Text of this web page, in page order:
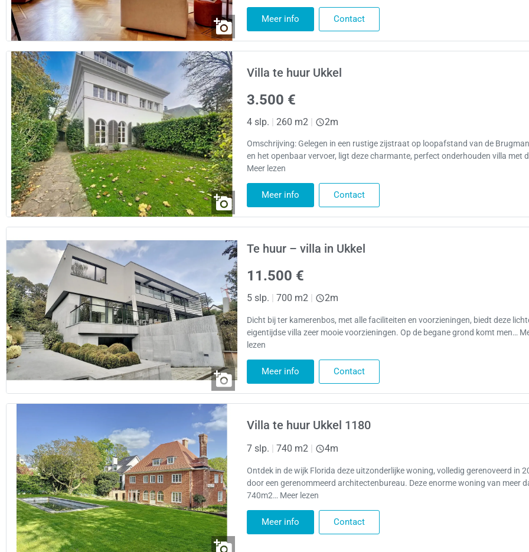
Meer info Contact
Villa te huur Ukkel
3.500 €
4 slp. | 260 m2 | 2m
Omschrijving: Gelegen in een rustige zijstraat op loopafstand van de
en het openbaar vervoer, ligt deze charmante, perfect onderhouden villa met
Meer lezen
Meer info Contact
Te huur – villa in Ukkel
11.500 €
5 slp. 700 m2 2m
Dicht bij ter kamerenbos, met alle faciliteiten en voorzieningen, biedt deze
eigentijdse villa zeer mooie voorzieningen. Op de begane grond komt men…
lezen
Meer info Contact
Villa te huur Ukkel 1180
7 slp. 740 m2 4m
Ontdek in de wijk Florida deze uitzonderlijke woning, volledig gerenoveerd in
door een gerenommeerd architectenbureau. Deze enorme woning van meer
740m2… Meer lezen
Meer info Contact